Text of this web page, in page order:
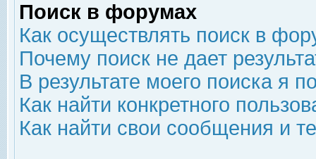
Поиск в форумах
Как осуществлять поиск в
Почему поиск не дает
В результате моего поиска я
Как найти конкретного
Как найти свои сообщения и